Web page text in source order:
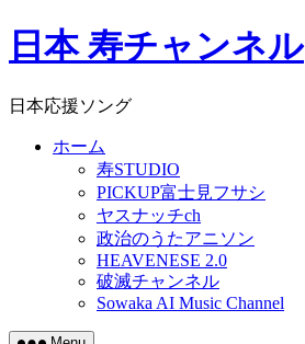
Skip
to日本 寿チャンネル
日本応援ソング
ホーム
寿STUDIO
PICKUP富士見フサシ
ヤスナッチch
政治のうたアニソン
HEAVENESE 2.0
破滅チャンネル
Sowaka AI Music Channel